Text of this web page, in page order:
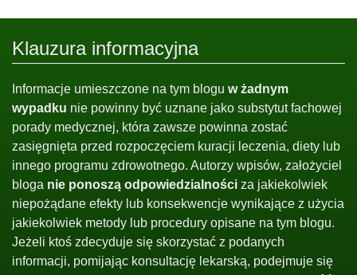
Klauzura informacyjna
Informacje umieszczone na tym blogu w żadnym
wypadku nie powinny być uznane jako substytut fachowej
porady medycznej, która zawsze powinna zostać
zasięgnięta przed rozpoczęciem kuracji leczenia, diety lub
innego programu zdrowotnego. Autorzy wpisów, założyciel
bloga nie ponoszą odpowiedzialności za jakiekolwiek
niepożądane efekty lub konsekwencje wynikające z użycia
jakiekolwiek metody lub procedury opisane na tym blogu.
Jeżeli ktoś zdecyduje się skorzystać z podanych
informacji, pomijając konsultację lekarską, podejmuje się